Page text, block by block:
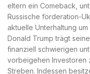
eltern ein Comeback,
Russische förderation-
aktuelle Unterhaltung
Donald Trump trägt
finanziell schwierigen
vorbeigehen Investoren
Streben. Indessen